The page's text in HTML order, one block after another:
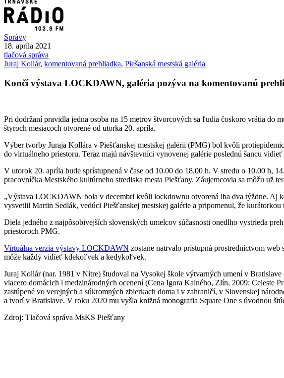
Správy
18. apríla 2021
tlačová správa
Juraj Kollár, komentovaná prehliadka, Piešanská mestská galéria
Končí výstava LOCKDAWN, galéria pozýva na komentovanú
Pri dodržaní pravidla jedna osoba na 15 metrov štvorcových sa ľudia čoskoro vrátia do
štyroch mesiacoch otvorené od utorka 20. apríla.
Výber tvorby Juraja Kollára v Piešťanskej mestskej galérii (PMG) bol kvôli
do virtuálneho priestoru. Teraz majú návštevníci vynovenej galérie poslednú šancu
V utorok 20. apríla bude sprístupnená v čase od 10.00 do 18.00 h. V stredu o 10.00 h,
pracovníčka Mestského kultúrneho strediska mesta Piešťany. Záujemcovia sa môžu už
„Výstava LOCKDAWN bola v decembri kvôli lockdownu otvorená iba dva týždne. Aj
vysvetlil Martin Sedlák, vedúci Piešťanskej mestskej galérie a pripomenul, že
Diela jedného z najpôsobivejších slovenských umelcov súčasnosti onedlho vystrieda
priestoroch PMG.
Virtuálna verzia výstavy LOCKDAWN zostane natrvalo prístupná prostredníctvom
môže každý vidieť kdekoľvek a kedykoľvek.
Juraj Kollár (nar. 1981 v Nitre) študoval na Vysokej škole výtvarných umení v
viacero domácich i medzinárodných ocenení (Cena Igora Kalného, Zlín, 2009; Celeste
zastúpené vo verejných a súkromných zbierkach doma i v zahraničí, v Slovenskej
a tvorí v Bratislave. V roku 2020 mu vyšla knižná monografia Square One s úvodnou
Zdroj: Tlačová správa MsKS Piešťany